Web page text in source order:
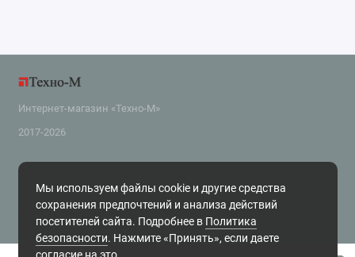
Мы используем файлы cookie и другие средства
сохранения предпочтений и анализа действий
посетителей сайта. Подробнее в Политика
безопасности. Нажмите «Принять», если даете
Интернет-магазин «Техно-М»
2017-2026
Поддержка
+7 (343) 318-2-800
zakaz@tehnom.ru
г. Екатеринбург, ул. Чайковского 16, офис 6 Будни, с 10.00 до 18.00